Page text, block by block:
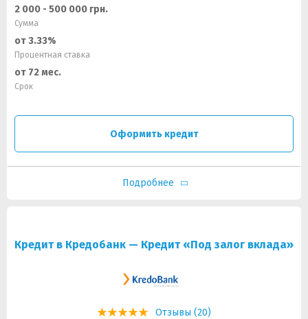
2 000 - 500 000 грн.
Сумма
от 3.33%
Процентная ставка
от 72 мес.
Срок
Оформить кредит
Подробнее
Кредит в Кредобанк — Кредит «Под залог вклада»
Отзывы (20)